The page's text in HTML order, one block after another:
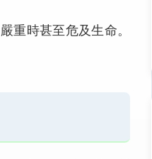
重時甚至危及生命。